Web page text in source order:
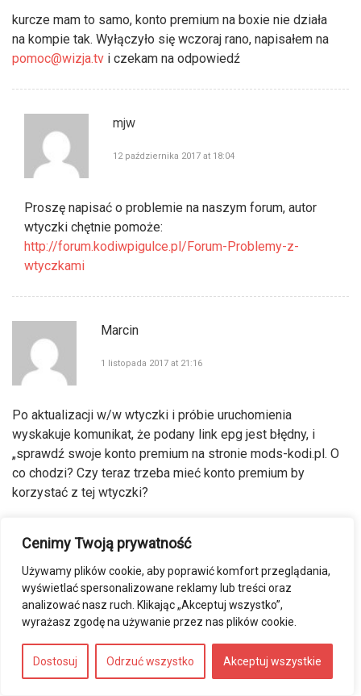
Cenimy Twoją prywatność
Używamy plików cookie, aby poprawić komfort przeglądania,
wyświetlać spersonalizowane reklamy lub treści oraz
analizować nasz ruch. Klikając „Akceptuj wszystko”,
wyrażasz zgodę na używanie przez nas plików cookie.
Dostosuj Odrzuć wszystko Akceptuj wszystkie
kurcze mam to samo, konto premium na boxie nie działa
na kompie tak. Wyłączyło się wczoraj rano, napisałem na
pomoc@wizja.tv i czekam na odpowiedź
mjw
12 października 2017 at 18:04
Proszę napisać o problemie na naszym forum, autor
wtyczki chętnie pomoże:
http://forum.kodiwpigulce.pl/Forum-Problemy-z-
wtyczkami
Marcin
1 listopada 2017 at 21:16
Po aktualizacji w/w wtyczki i próbie uruchomienia
wyskakuje komunikat, że podany link epg jest błędny, i
„sprawdź swoje konto premium na stronie mods-kodi.pl. O
co chodzi? Czy teraz trzeba mieć konto premium by
korzystać z tej wtyczki?
Jakub
14 stycznia 2018 at 15:15
mam ten sam problem.